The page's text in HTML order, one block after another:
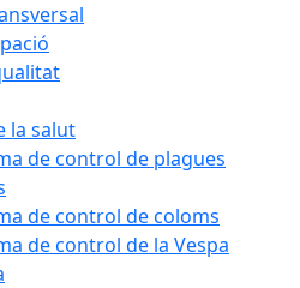
la salut
de control de plagues
de control de coloms
de control de la Vespa